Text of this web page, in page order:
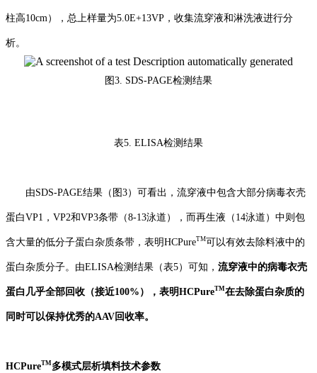
柱高10cm），总上样量为5.0E+13VP ，收集流穿液和淋洗液进行分
析。
图 3. SDS-PAGE检测结果
表5. ELISA检测结果
由SDS-PAGE结果 （图3） 可看出 ， 流穿液中包含大部分病毒衣壳
蛋白VP1，VP2和VP3条带 （8-13泳道 ） ，而再生液 （14泳道 ） 中则包
含大量的低分子蛋白杂质条带，表明HCPureTM可以有效去除料液中的
蛋白杂质分子。由ELISA检测结果 （表5） 可知， 流穿液中的病毒衣壳
蛋白几乎全部回收（接近100%），表明HCPureTM在去除蛋白杂质的
同时可以保持优秀的AAV回收率。
HCPureTM 多模式层析填料技术参数